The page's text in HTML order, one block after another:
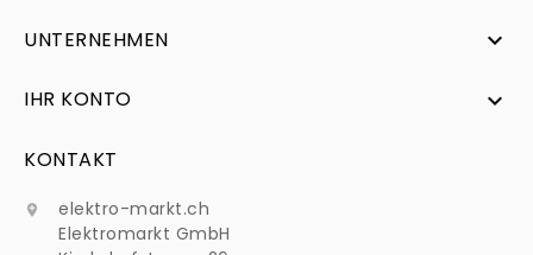
UNTERNEHMEN 
IHR KONTO 
KONTAKT

elektro-markt.ch
Elektromarkt GmbH